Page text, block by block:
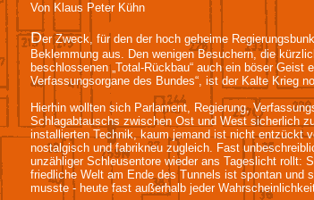
Von Klaus Peter Kühn
Der Zweck, für den der hoch geheime
Beklemmung aus. Den wenigen Besuchern, die
beschlossenen „Total-Rückbau“ auch ein böser
Verfassungsorgane des Bundes“, ist der Kalte Krieg
Hierhin wollten sich Parlament, Regierung,
Schlagabtauschs zwischen Ost und West sicherlich
installierten Technik, kaum jemand ist nicht entzückt
nostalgisch und fabrikneu zugleich. Fast
unzähliger Schleusentore wieder ans Tageslicht rollt:
friedliche Welt am Ende des Tunnels ist spontan und
musste - heute fast außerhalb jeder